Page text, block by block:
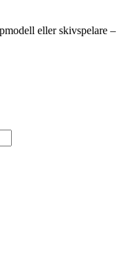
eller skivspelare –